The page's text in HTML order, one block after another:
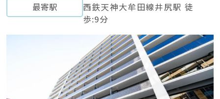
最寄駅
西鉄天神大牟田線井尻駅 徒
歩:9分